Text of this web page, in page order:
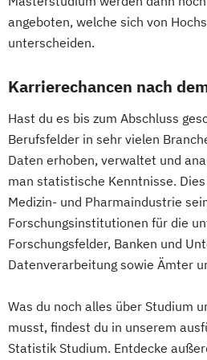
Ethik für Schule und Beruf
Europäische Ethnologie
Evangelische Religion
Evolutionary Systems
Finno-Ugristik
Gender Studies
Genetik und
Geographie
Geographie und
(Lehramt)
Geschichte
Sozialkunde und
(Lehramt)
Geschichtsforschung
angeboten, welche sich von
unterscheiden.
Karrierechancen nach
Hast du es bis zum Abschluss
Berufsfelder in sehr vielen
Daten erhoben, verwaltet und
man statistische Kenntnisse.
Medizin- und Pharmaindustrie
Forschungsinstitutionen für die
Forschungsfelder, Banken und
Datenverarbeitung sowie Ämter
Was du noch alles über Studium
musst, findest du in unserem
Statistik Studium. Entdecke